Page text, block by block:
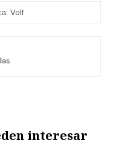
Volf
interesar